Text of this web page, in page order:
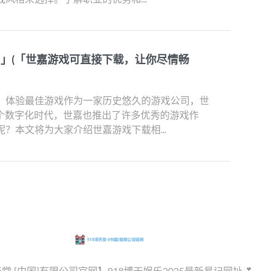
(「世嘉游戏可直接下载，让你尽情畅
体验最佳游戏作为一家历史悠久的游戏公司，世
数字化时代，世嘉也推出了许多优秀的游戏作
本文将为大家介绍世嘉游戏下载相...